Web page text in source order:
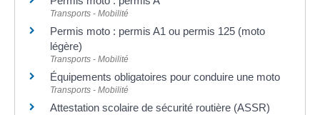
Transports - Mobilité
Permis moto : permis A1 ou permis 125 (moto
légère)
Transports - Mobilité
Équipements obligatoires pour conduire une moto
Transports - Mobilité
Attestation scolaire de sécurité routière (ASSR)